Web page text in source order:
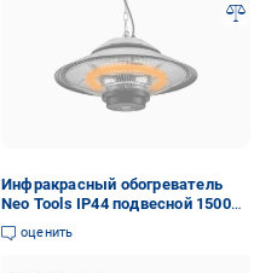
Инфракрасный обогреватель
Neo Tools IP44 подвесной 1500
Вт 9 м2 (FERC-90-034)
оценить